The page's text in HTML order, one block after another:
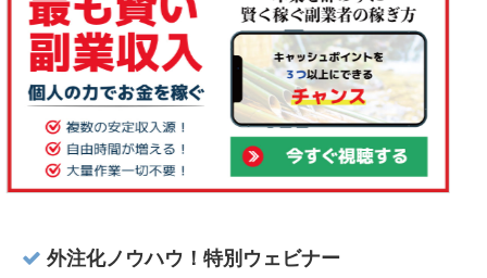
外注化ノウハウ！特別ウェビナー